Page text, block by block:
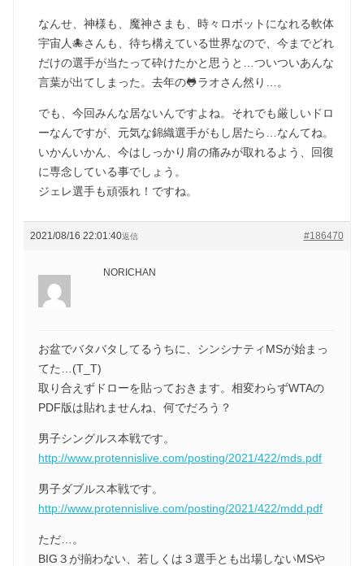
なんせ、神様も、魔神さまも、時々ロボットになれる軟体
宇宙人🐙さんも、待ち構えている世界なので、今までどれ
だけの選手が当たって砕けたかと思うと…ついついあんな
言葉が出てしまった。去年の🐸ラオさん然り…。
でも、今回みんな居ないんですよね。それでも厳しいドロ
ーなんですが、元気な錦織選手がもし居たら…なんてね。
いかんいかん、今はしっかり肩の痛みが取れるよう、回復
に専念している事でしょう。
ジェレ選手も頑張れ！ですね。
2021/08/16 22:01:40 #186470
返信
NORICHAN
お盆でバタバタしてるうちに、シンシナティMSが始まっ
てた…(T_T)
取り合えずドローを貼っておきます。相変わらずWTAの
PDF版は貼れませんね、何でだろう？
男子シングルス本戦です。
http://www.protennislive.com/posting/2021/422/mds.pdf
男子ダブルス本戦です。
http://www.protennislive.com/posting/2021/422/mdd.pdf
ただ…。
BIG３が揃わない、若しくは３選手とも出場しないMSや